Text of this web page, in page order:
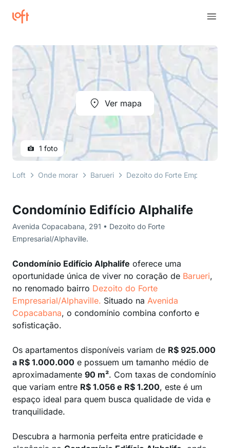
Condomínio Edifício Alphalife
Avenida Copacabana, 291 • Dezoito do Forte
Empresarial/Alphaville.
Condomínio Edifício Alphalife oferece uma
oportunidade única de viver no coração de Barueri,
no renomado bairro Dezoito do Forte
Empresarial/Alphaville. Situado na Avenida
Copacabana, o condomínio combina conforto e
sofisticação.
Os apartamentos disponíveis variam de R$ 925.000
a R$ 1.000.000 e possuem um tamanho médio de
aproximadamente 90 m². Com taxas de condomínio
que variam entre R$ 1.056 e R$ 1.200, este é um
espaço ideal para quem busca qualidade de vida e
tranquilidade.
Descubra a harmonia perfeita entre praticidade e
Ver mapa
1 foto
Loft Onde morar Barueri Dezoito do Forte Empresarial/